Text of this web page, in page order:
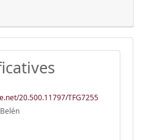
20.500.11797/TFG7255